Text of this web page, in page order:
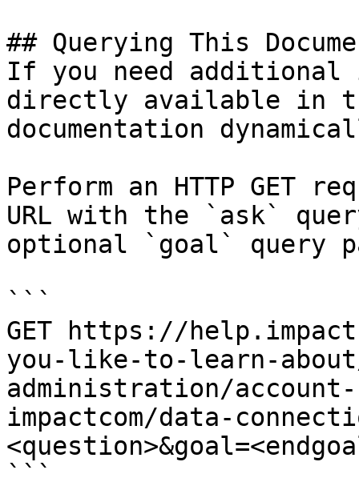
## Querying This
If you need
directly available in
documentation
Perform an HTTP GET
URL with the `ask`
optional `goal` query
```
GET https://
you-like-to-learn-
administration/
impactcom/data-
```